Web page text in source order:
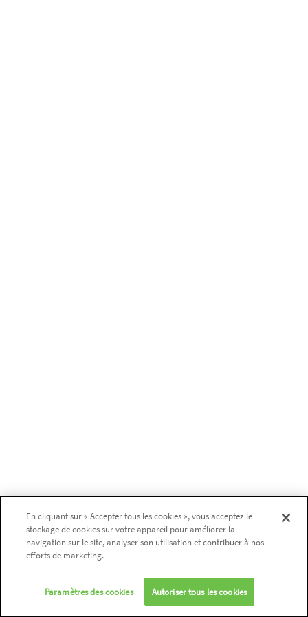
En cliquant sur « Accepter tous les cookies », vous acceptez le
stockage de cookies sur votre appareil pour améliorer la
navigation sur le site, analyser son utilisation et contribuer à nos
efforts de marketing.
Paramètres des cookies Autoriser tous les cookies